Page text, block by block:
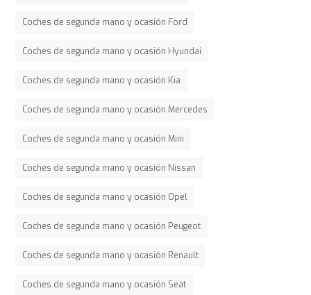
Coches de segunda mano y ocasión Ford
Coches de segunda mano y ocasión Hyundai
Coches de segunda mano y ocasión Kia
Coches de segunda mano y ocasión Mercedes
Coches de segunda mano y ocasión Mini
Coches de segunda mano y ocasión Nissan
Coches de segunda mano y ocasión Opel
Coches de segunda mano y ocasión Peugeot
Coches de segunda mano y ocasión Renault
Coches de segunda mano y ocasión Seat